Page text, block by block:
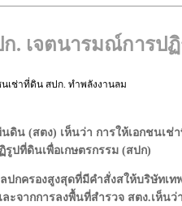
ก. เจตนารมณ์การป
นเช่าที่ดิน สปก. ทำพลังงานลม
ดิน (สตง) เห็นว่า การให้เอกชนเช่
ปที่ดินเพื่อเกษตรกรรม (สปก)
ปกครองสูงสุดที่มีคำสั่งสให้บริษัทเ
ะจากการลงพื้นที่สำรวจ สตง.เห็นว่